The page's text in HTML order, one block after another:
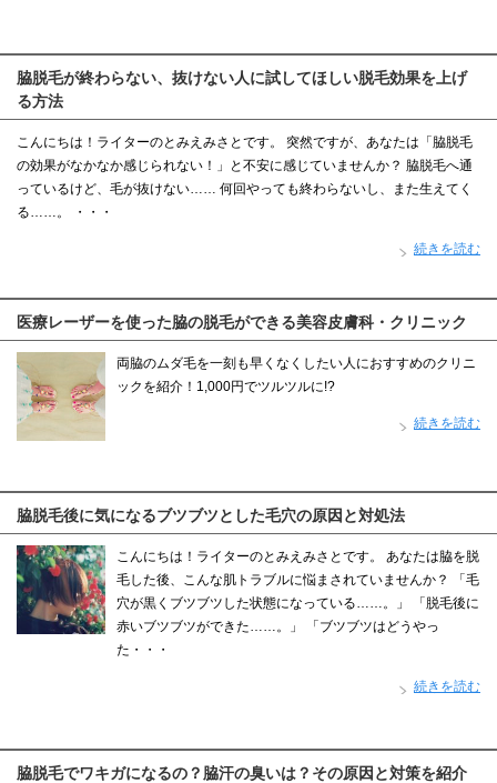
脇脱毛が終わらない、抜けない人に試してほしい脱毛効果を上げ
る方法
こんにちは！ライターのとみえみさとです。 突然ですが、あなたは「脇脱毛
の効果がなかなか感じられない！」と不安に感じていませんか？ 脇脱毛へ通
っているけど、毛が抜けない…… 何回やっても終わらないし、また生えてく
る……。 ・・・
続きを読む
医療レーザーを使った脇の脱毛ができる美容皮膚科・クリニック
両脇のムダ毛を一刻も早くなくしたい人におすすめのクリニ
ックを紹介！1,000円でツルツルに!?
続きを読む
脇脱毛後に気になるブツブツとした毛穴の原因と対処法
こんにちは！ライターのとみえみさとです。 あなたは脇を脱
毛した後、こんな肌トラブルに悩まされていませんか？ 「毛
穴が黒くブツブツした状態になっている……。」 「脱毛後に
赤いブツブツができた……。」 「ブツブツはどうやっ
た・・・
続きを読む
脇脱毛でワキガになるの？脇汗の臭いは？その原因と対策を紹介